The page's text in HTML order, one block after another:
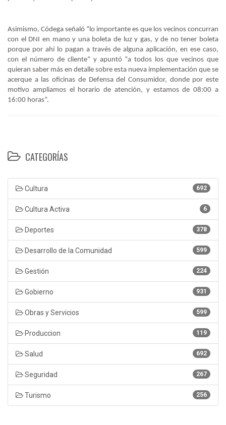
Asimismo, Códega señaló “lo importante es que los vecinos concurran
con el DNI en mano y una boleta de luz y gas, y de no tener boleta
porque por ahí lo pagan a través de alguna aplicación, en ese caso,
con el número de cliente” y apuntó “a todos los que vecinos que
quieran saber más en detalle sobre esta nueva implementación que se
acerque a las oficinas de Defensa del Consumidor, donde por este
motivo ampliamos el horario de atención, y estamos de 08:00 a
16:00 horas”.
CATEGORÍAS
692
Cultura
6
Cultura Activa
378
Deportes
599
Desarrollo de la Comunidad
224
Gestión
931
Gobierno
599
Obras y Servicios
119
Produccion
692
Salud
267
Seguridad
256
Turismo